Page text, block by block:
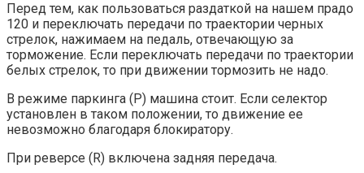
Перед тем, как пользоваться раздаткой на нашем прадо
120 и переключать передачи по траектории черных
стрелок, нажимаем на педаль, отвечающую за
торможение. Если переключать передачи по траектории
белых стрелок, то при движении тормозить не надо.
В режиме паркинга (P) машина стоит. Если селектор
установлен в таком положении, то движение ее
невозможно благодаря блокиратору.
При реверсе (R) включена задняя передача.